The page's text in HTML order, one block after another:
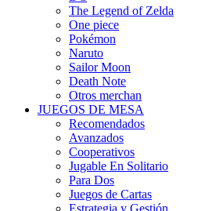
The Legend of Zelda
One piece
Pokémon
Naruto
Sailor Moon
Death Note
Otros merchan
JUEGOS DE MESA
Recomendados
Avanzados
Cooperativos
Jugable En Solitario
Para Dos
Juegos de Cartas
Estrategia y Gestión